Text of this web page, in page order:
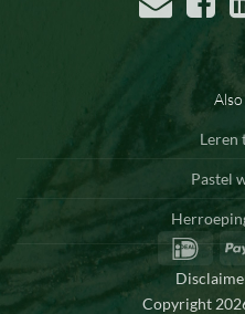
Also
Leren
Pastel
IDeal
Copyright